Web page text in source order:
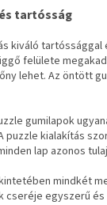
tartósság
kiváló
felülete
lehet. Az öntött
gumilapok
puzzle kialakítás
lap azonos
mindkét
cseréje egyszerű és